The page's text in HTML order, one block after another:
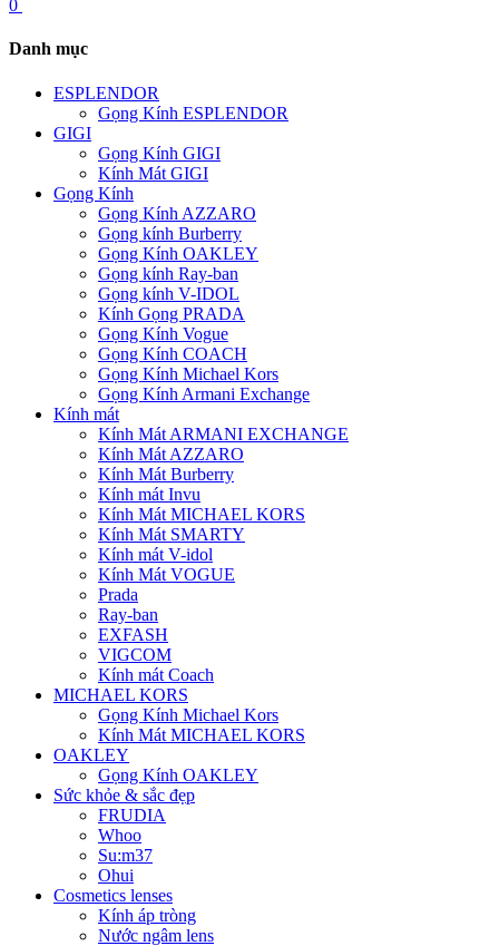
0
Danh mục
ESPLENDOR
Gọng Kính ESPLENDOR
GIGI
Gọng Kính GIGI
Kính Mát GIGI
Gọng Kính
Gọng Kính AZZARO
Gọng kính Burberry
Gọng Kính OAKLEY
Gọng kính Ray-ban
Gọng kính V-IDOL
Kính Gọng PRADA
Gọng Kính Vogue
Gọng Kính COACH
Gọng Kính Michael Kors
Gọng Kính Armani Exchange
Kính mát
Kính Mát ARMANI EXCHANGE
Kính Mát AZZARO
Kính Mát Burberry
Kính mát Invu
Kính Mát MICHAEL KORS
Kính Mát SMARTY
Kính mát V-idol
Kính Mát VOGUE
Prada
Ray-ban
EXFASH
VIGCOM
Kính mát Coach
MICHAEL KORS
Gọng Kính Michael Kors
Kính Mát MICHAEL KORS
OAKLEY
Gọng Kính OAKLEY
Sức khỏe & sắc đẹp
FRUDIA
Whoo
Su:m37
Ohui
Cosmetics lenses
Kính áp tròng
Nước ngâm lens